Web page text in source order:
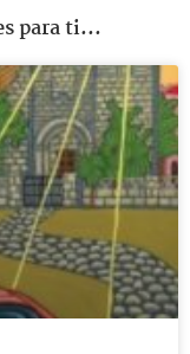
para ti...